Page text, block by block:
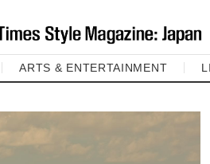
ARTS & ENTERTAINMENT